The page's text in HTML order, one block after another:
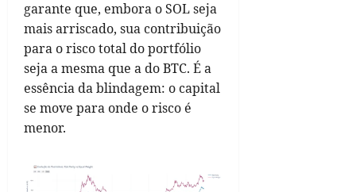
garante que, embora o SOL seja
mais arriscado, sua contribuição
para o risco total do portfólio
seja a mesma que a do BTC. É a
essência da blindagem: o capital
se move para onde o risco é
menor.